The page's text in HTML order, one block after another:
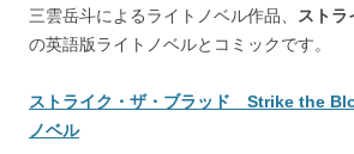
三雲岳斗によるライトノベル作品、 ストラ
の英語版ライトノベルとコミックです。
ストライク・ザ・ブラッド Strike the
ノベル